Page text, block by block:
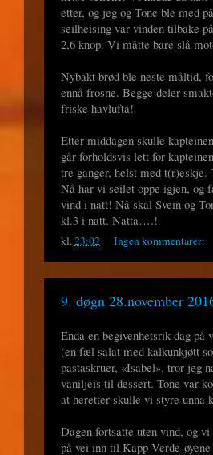
etter, og jeg og Tone ble med
seilheising var vinden tilbake
2,6 knop. Vi måtte bare slå
Nybakt brød ble neste måltid,
ennå frosne. Begge deler
friske havlufta!
Etter middagen skulle
går forholdsvis lett for
tre ganger, helst med t(r)eskje.
Nå har vi seilet oppe igjen, og
vind i natt! Nå skal Svein og
kl.3 i natt. Natta….!
kl.23:02 Ingen kommentarer:
9. døgn 28.november
Enda en begivenhetsrik dag
(en fæl salat med kalkunkjøtt
pastaskruer, «Isabel», tror jeg
vaniljeis til dessert. Tone var
at heretter skulle vi styre unna
Dagen fortsatte uten vind, og
på vei inn til Kapp Verde-